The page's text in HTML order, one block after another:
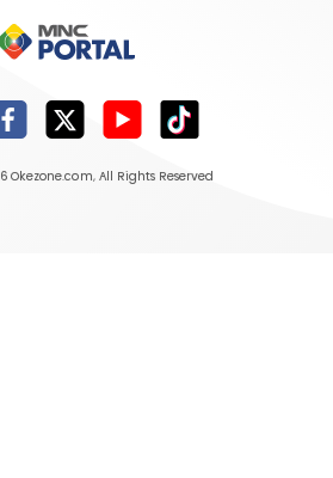
Okezone.com, All Rights Reserved